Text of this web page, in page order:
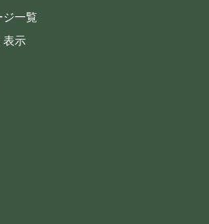
ジ一覧
表示